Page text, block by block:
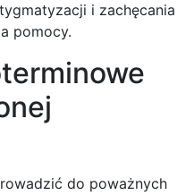
i zachęcania
pomocy.
do poważnych